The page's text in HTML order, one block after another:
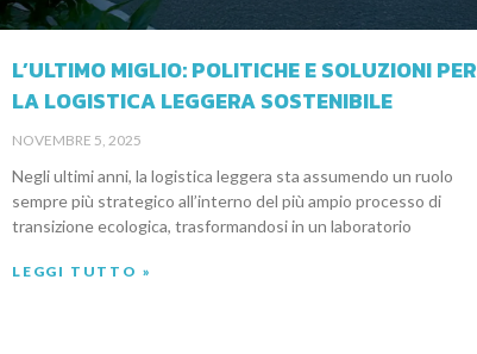
L’ULTIMO MIGLIO: POLITICHE E SOLUZIONI PER
LA LOGISTICA LEGGERA SOSTENIBILE
NOVEMBRE 5, 2025
Negli ultimi anni, la logistica leggera sta assumendo un ruolo
sempre più strategico all’interno del più ampio processo di
transizione ecologica, trasformandosi in un laboratorio
LEGGI TUTTO »